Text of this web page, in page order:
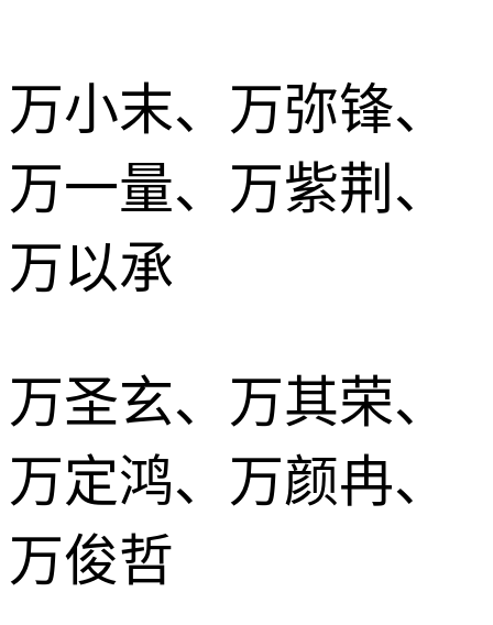
万小末、万弥锋、
万一量、万紫荆、
万以承
万圣玄、万其荣、
万定鸿、万颜冉、
万俊哲